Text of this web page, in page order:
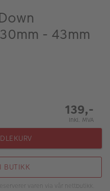
- 43mm
139,-
Inkl. MVA
BUTIKK
varen via vår nettbutikk.